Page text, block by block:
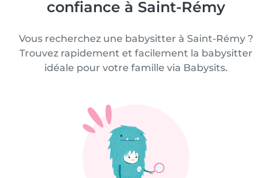
confiance à Saint-Rémy
Vous recherchez une babysitter à Saint-Rémy ?
Trouvez rapidement et facilement la babysitter
idéale pour votre famille via Babysits.